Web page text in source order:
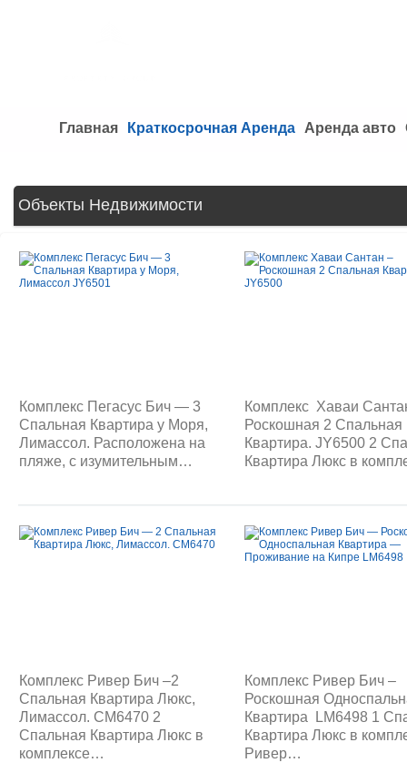
Главная Краткосрочная Аренда Аренда авто
Объекты Недвижимости
Комплекс Пегасус Бич — 3
Спальная Квартира у Моря,
Лимассол. Расположена на
пляже, с изумительным…
Комплекс Хаваи
Роскошная 2 Спальная
Квартира. JY6500 2
Квартира Люкс в
Комплекс Ривер Бич –2
Спальная Квартира Люкс,
Лимассол. CM6470 2
Спальная Квартира Люкс в
комплексе…
Комплекс Ривер Бич –
Роскошная
Квартира LM6498 1
Квартира Люкс в
Ривер…